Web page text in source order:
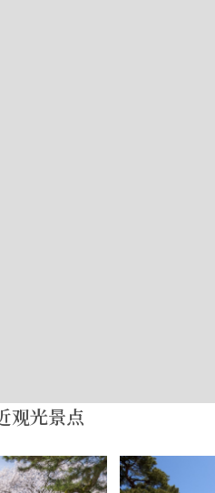
观光景点